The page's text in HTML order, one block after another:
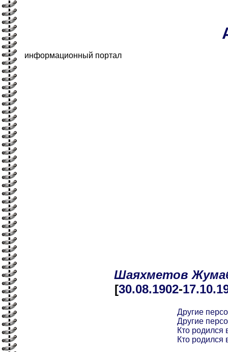
информационный портал
Шаяхметов
[30.08.1902-17.10
Другие
Другие
Кто родился
Кто родился